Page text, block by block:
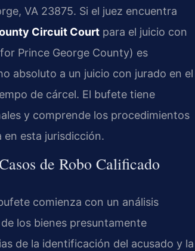
VA 23875. Si el juez encuentra
Circuit Court para el juicio con
Prince George County) es
absoluto a un juicio con jurado en el
de cárcel. El bufete tiene
y comprende los procedimientos
en esta jurisdicción.
de Robo Calificado
comienza con un análisis
los bienes presuntamente
de la identificación del acusado y la